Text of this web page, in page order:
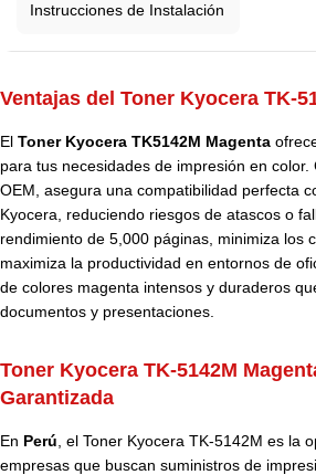
Instrucciones de Instalación
Ventajas del Toner Kyocera TK-
El Toner Kyocera TK5142M Magenta
para tus necesidades de impresión en
OEM, asegura una compatibilidad perfecta
Kyocera , reduciendo riesgos de atascos o
rendimiento de 5,000 páginas, minimiza los
maximiza la productividad en entornos de
de colores magenta intensos y duraderos
documentos y presentaciones.
Toner Kyocera TK-5142M
Garantizada
En Perú , el Toner Kyocera TK-5142M es la
empresas que buscan suministros de